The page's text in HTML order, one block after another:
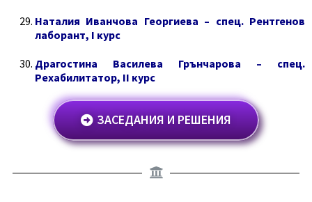
Наталия Иванчова Георгиева – спец. Рентгенов
лаборант, I курс
Драгостина Василева Грънчарова – спец.
Рехабилитатор, II курс
ЗАСЕДАНИЯ И РЕШЕНИЯ